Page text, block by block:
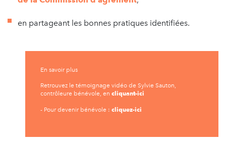
en partageant les bonnes pratiques identifiées.
En savoir plus
Retrouvez le témoignage vidéo de Sylvie Sauton,
contrôleure bénévole, en cliquant-ici
- Pour devenir bénévole : cliquez-ici